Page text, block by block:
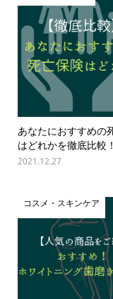
あなたにおすすめの
はどれかを徹底比較！
2021.12.27
コスメ・スキンケア